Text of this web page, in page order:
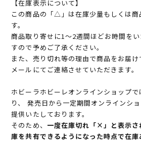
【在庫表示について】
この商品の「△」は在庫少量もしくは商
す。
商品取り寄せに1～2週間ほどお時間を
すので予めご了承ください。
また、売り切れ等の理由で商品をお届
メールにてご連絡させていただきます。
ホビーラホビーレオンラインショップ
り、 発売日から一定期間オンラインシ
提供いたしております。
そのため、 一度在庫切れ「×」と表示さ
庫を共有できるようになった時点で在